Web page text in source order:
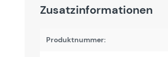
Zusatzinformationen
Produktnummer: